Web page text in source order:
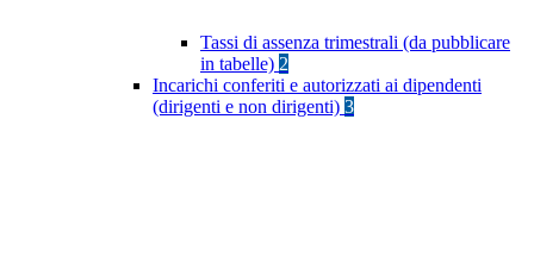
Tassi di assenza trimestrali (da pubblicare
in tabelle) 2
Incarichi conferiti e autorizzati ai dipendenti
(dirigenti e non dirigenti) 3